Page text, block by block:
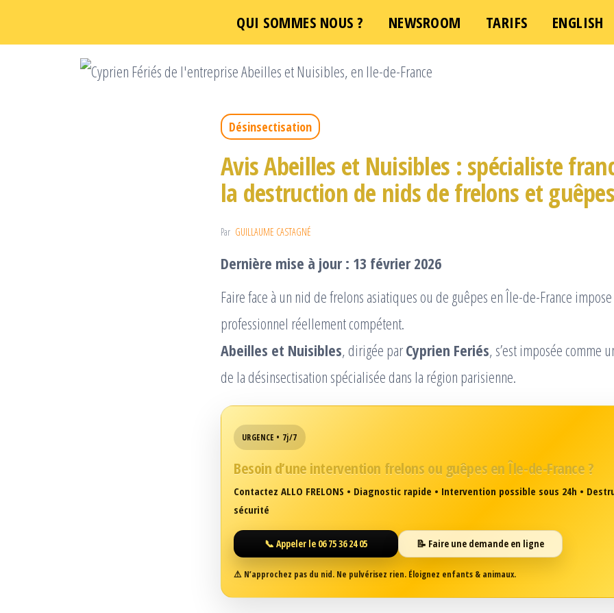
QUI SOMMES NOUS ? NEWSROOM TARIFS ENGLISH
Passer
Désinsectisation
Avis Abeilles et Nuisibles : spécialiste
la destruction de nids de frelons et guêpes
Par GUILLAUME CASTAGNÉ
Dernière mise à jour : 13 février 2026
Faire face à un nid de frelons asiatiques ou de guêpes en Île-de-France
professionnel réellement compétent.
Abeilles et Nuisibles, dirigée parCyprien Feriés, s’est imposée comme
de la désinsectisation spécialisée dans la région parisienne.
URGENCE • 7j/7
Besoin d’une intervention frelons ou guêpes en Île-de-France ?
Contactez ALLO FRELONS • Diagnostic rapide • Intervention possible sous 24h •
sécurité
📞 Appeler le 06 75 36 24 05 📝 Faire une demande en ligne
⚠️ N’approchez pas du nid. Ne pulvérisez rien. Éloignez enfants & animaux.
Une demande d'intervention – Une question ?Cliquez